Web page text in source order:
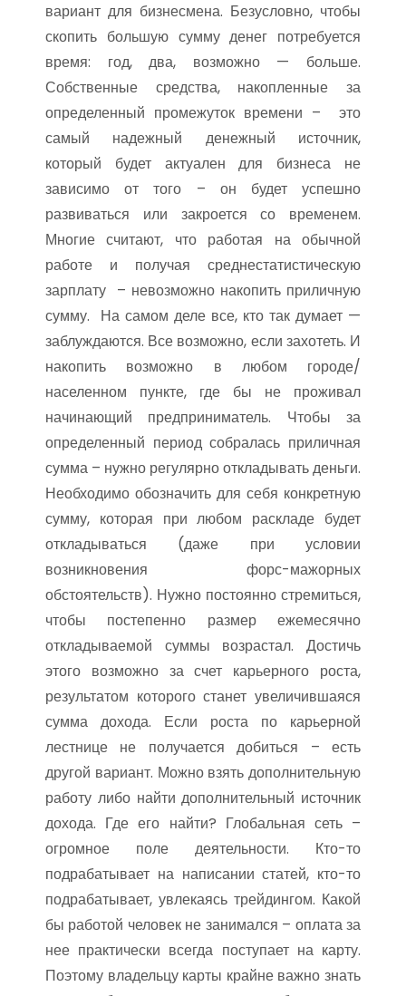
вариант для бизнесмена. Безусловно, чтобы
скопить большую сумму денег потребуется
время: год, два, возможно — больше.
Собственные средства, накопленные за
определенный промежуток времени – это
самый надежный денежный источник,
который будет актуален для бизнеса не
зависимо от того – он будет успешно
развиваться или закроется со временем.
Многие считают, что работая на обычной
работе и получая среднестатистическую
зарплату – невозможно накопить приличную
сумму. На самом деле все, кто так думает —
заблуждаются. Все возможно, если захотеть. И
накопить возможно в любом городе/
населенном пункте, где бы не проживал
начинающий предприниматель. Чтобы за
определенный период собралась приличная
сумма – нужно регулярно откладывать деньги.
Необходимо обозначить для себя конкретную
сумму, которая при любом раскладе будет
откладываться (даже при условии
возникновения форс-мажорных
обстоятельств). Нужно постоянно стремиться,
чтобы постепенно размер ежемесячно
откладываемой суммы возрастал. Достичь
этого возможно за счет карьерного роста,
результатом которого станет увеличившаяся
сумма дохода. Если роста по карьерной
лестнице не получается добиться – есть
другой вариант. Можно взять дополнительную
работу либо найти дополнительный источник
дохода. Где его найти? Глобальная сеть –
огромное поле деятельности. Кто-то
подрабатывает на написании статей, кто-то
подрабатывает, увлекаясь трейдингом. Какой
бы работой человек не занимался – оплата за
нее практически всегда поступает на карту.
Поэтому владельцу карты крайне важно знать